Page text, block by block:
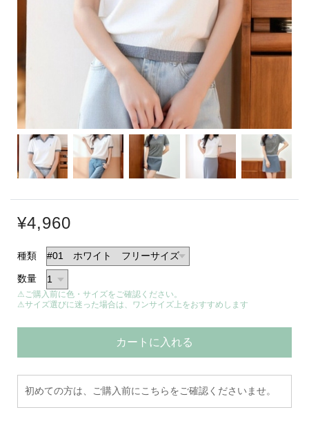
¥4,960
種類
数量
⚠ご購入前に色・サイズをご確認ください。
⚠サイズ選びに迷った場合は、ワンサイズ上をおすすめします
カートに入れる
初めての方は、ご購入前にこちらをご確認くださいませ。